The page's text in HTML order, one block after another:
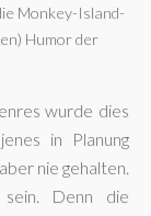
Monkey-Island-
Humor der
wurde dies
in Planung
nie gehalten.
sein. Denn die